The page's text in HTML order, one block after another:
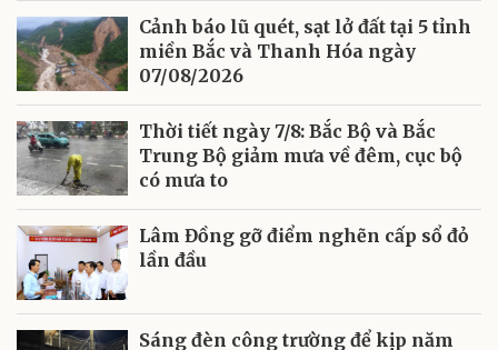
Cảnh báo lũ quét, sạt lở đất tại 5 tỉnh
miền Bắc và Thanh Hóa ngày
07/08/2026
Thời tiết ngày 7/8: Bắc Bộ và Bắc
Trung Bộ giảm mưa về đêm, cục bộ
có mưa to
Lâm Đồng gỡ điểm nghẽn cấp sổ đỏ
lần đầu
Sáng đèn công trường để kịp năm